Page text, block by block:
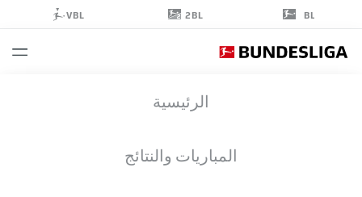
BL
2BL
VBL
الرئيسية
المباريات والنتائج